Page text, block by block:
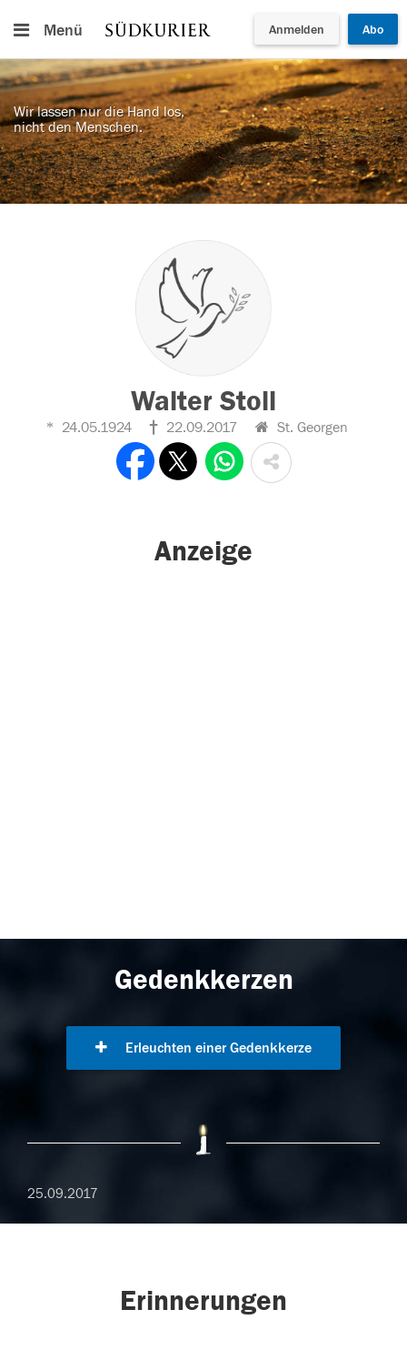
Menü Anmelden Abo
Wir lassen nur die Hand los,
nicht den Menschen.
Walter Stoll
24.05.1924 22.09.2017 St. Georgen
Anzeige
Gedenkkerzen
Erleuchten einer Gedenkkerze
25.09.2017
Erinnerungen